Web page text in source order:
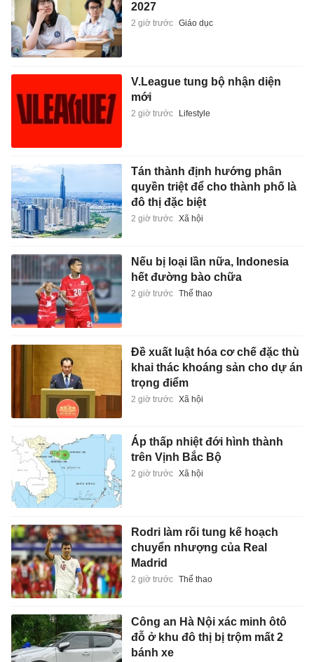
2027
2 giờ trước Giáo dục
V.League tung bộ nhận diện
mới
2 giờ trước Lifestyle
Tán thành định hướng phân
quyền triệt để cho thành phố là
đô thị đặc biệt
2 giờ trước Xã hội
Nếu bị loại lần nữa, Indonesia
hết đường bào chữa
2 giờ trước Thể thao
Đề xuất luật hóa cơ chế đặc thù
khai thác khoáng sản cho dự án
trọng điểm
2 giờ trước Xã hội
Áp thấp nhiệt đới hình thành
trên Vịnh Bắc Bộ
2 giờ trước Xã hội
Rodri làm rối tung kế hoạch
chuyển nhượng của Real
Madrid
2 giờ trước Thể thao
Công an Hà Nội xác minh ôtô
đỗ ở khu đô thị bị trộm mất 2
bánh xe